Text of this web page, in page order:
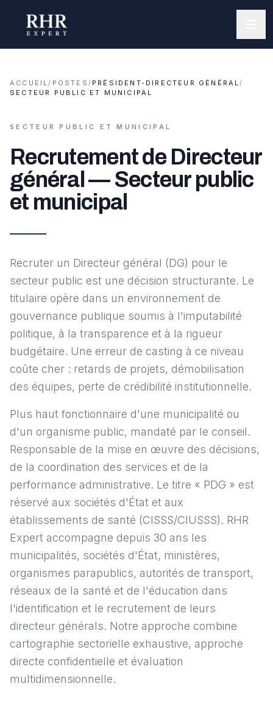
ACCUEIL/ POSTES / PRÉSIDENT-DIRECTEUR GÉNÉRAL/
SECTEUR PUBLIC ET MUNICIPAL
SECTEUR PUBLIC ET MUNICIPAL
Recrutement de Directeur
général — Secteur public
et municipal
Recruter un Directeur général (DG) pour le
secteur public est une décision structurante. Le
titulaire opère dans un environnement de
gouvernance publique soumis à l'imputabilité
politique, à la transparence et à la rigueur
budgétaire. Une erreur de casting à ce niveau
coûte cher : retards de projets, démobilisation
des équipes, perte de crédibilité institutionnelle.
Plus haut fonctionnaire d'une municipalité ou
d'un organisme public, mandaté par le conseil.
Responsable de la mise en œuvre des décisions,
de la coordination des services et de la
performance administrative. Le titre « PDG » est
réservé aux sociétés d'État et aux
établissements de santé (CISSS/CIUSSS). RHR
Expert accompagne depuis 30 ans les
municipalités, sociétés d'État, ministères,
organismes parapublics, autorités de transport,
réseaux de la santé et de l'éducation dans
l'identification et le recrutement de leurs
directeur générals. Notre approche combine
cartographie sectorielle exhaustive, approche
directe confidentielle et évaluation
multidimensionnelle.